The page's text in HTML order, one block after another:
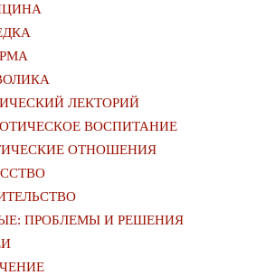
ЛЕКТОРИЙ
ВОСПИТАНИЕ
ОТНОШЕНИЯ
ПРОБЛЕМЫ И РЕШЕНИЯ